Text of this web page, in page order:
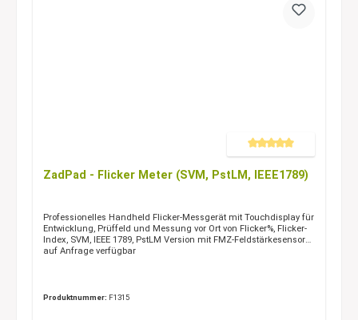
Durchschnittliche Bewertung
ZadPad - Flicker Meter (SVM, PstLM, IEEE1789)
Professionelles Handheld Flicker-Messgerät mit Touchdisplay für
Entwicklung, Prüffeld und Messung vor Ort von Flicker%, Flicker-
Index, SVM, IEEE 1789, PstLM Version mit FMZ-Feldstärkesensor
auf Anfrage verfügbar
Produktnummer: F1315